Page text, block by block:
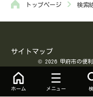
トップページ 検索
サイトマップ
© 2026 甲府市の便
ホーム メニュー